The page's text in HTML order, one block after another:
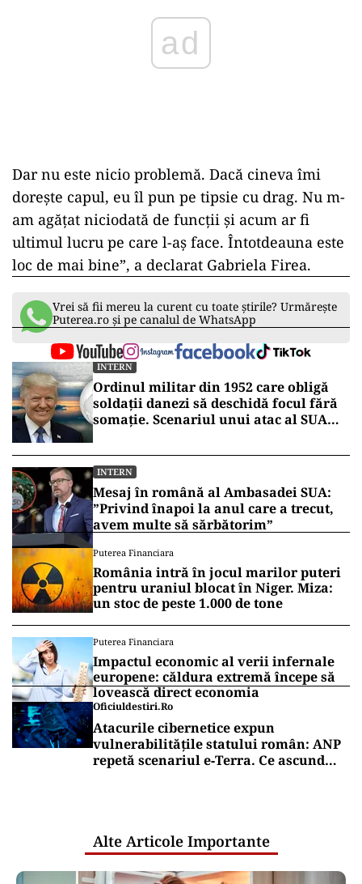
Dar nu este nicio problemă. Dacă cineva îmi
dorește capul, eu îl pun pe tipsie cu drag. Nu m-
am agățat niciodată de funcții și acum ar fi
ultimul lucru pe care l-aș face. Întotdeauna este
loc de mai bine”, a declarat Gabriela Firea.
Vrei să fii mereu la curent cu toate știrile? Urmărește
Puterea.ro și pe canalul de WhatsApp
INTERN
Ordinul militar din 1952 care obligă
soldații danezi să deschidă focul fără
somație. Scenariul unui atac al SUA
INTERN
Mesaj în română al Ambasadei SUA:
”Privind înapoi la anul care a trecut,
avem multe să sărbătorim”
Puterea Financiara
România intră în jocul marilor puteri
pentru uraniul blocat în Niger. Miza:
un stoc de peste 1.000 de tone
Puterea Financiara
Impactul economic al verii infernale
europene: căldura extremă începe să
lovească direct economia
Oficiuldestiri.ro
Atacurile cibernetice expun
vulnerabilitățile statului român: ANP
repetă scenariul e‑Terra. Ce ascund
Alte Articole Importante